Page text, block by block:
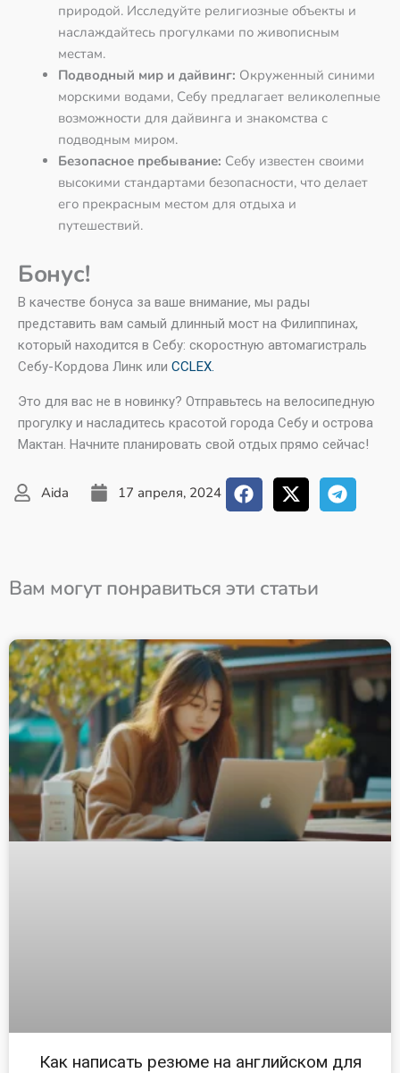
природой. Исследуйте религиозные объекты и
наслаждайтесь прогулками по живописным
местам.
Подводный мир и дайвинг: Окруженный синими
морскими водами, Себу предлагает великолепные
возможности для дайвинга и знакомства с
подводным миром.
Безопасное пребывание: Себу известен своими
высокими стандартами безопасности, что делает
его прекрасным местом для отдыха и
путешествий.
Бонус!
В качестве бонуса за ваше внимание, мы рады
представить вам самый длинный мост на Филиппинах,
который находится в Себу: скоростную автомагистраль
Себу-Кордова Линк или CCLEX.
Это для вас не в новинку? Отправьтесь на велосипедную
прогулку и насладитесь красотой города Себу и острова
Мактан. Начните планировать свой отдых прямо сейчас!
Aida 17 апреля, 2024
Вам могут понравиться эти статьи
Как написать резюме на английском для